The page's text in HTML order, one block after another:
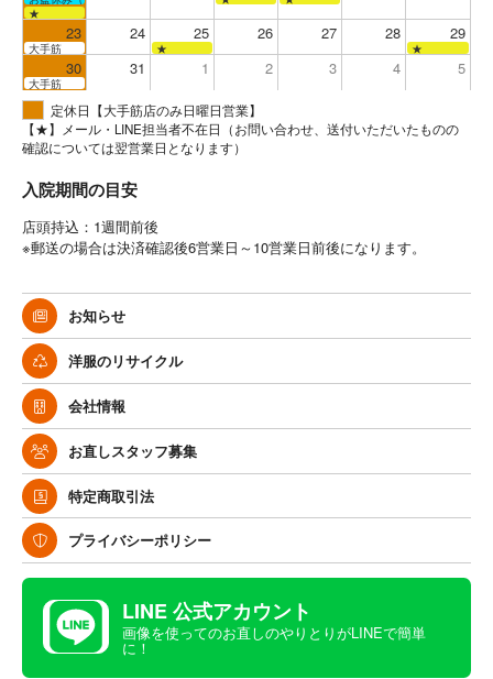
★
23 24 25 26 27 28 29
大手筋 ★ ★
30 31 1 2 3 4 5
大手筋
定休日【大手筋店のみ日曜日営業】
【★】メール・LINE担当者不在日（お問い合わせ、送付いただいたものの
確認については翌営業日となります）
入院期間の目安
店頭持込：1週間前後
※郵送の場合は決済確認後6営業日～10営業日前後になります。
お知らせ
洋服のリサイクル
会社情報
お直しスタッフ募集
特定商取引法
プライバシーポリシー
LINE 公式アカウント
画像を使ってのお直しのやりとりがLINEで簡単
に！